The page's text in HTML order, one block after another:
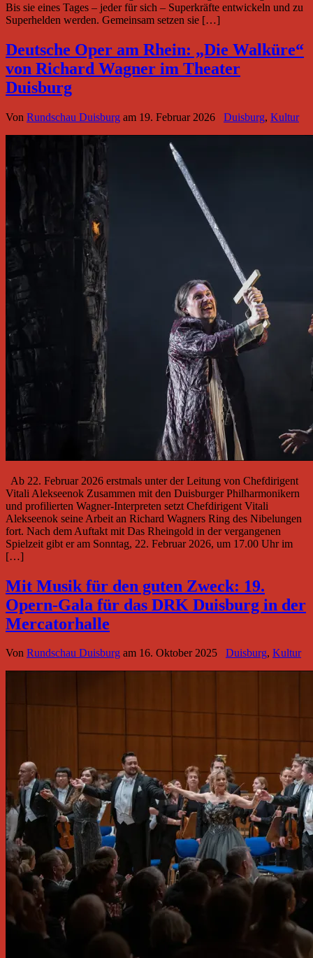
Bis sie eines Tages – jeder für sich – Superkräfte entwickeln und zu
Superhelden werden. Gemeinsam setzen sie […]
Deutsche Oper am Rhein: „Die Walküre“
von Richard Wagner im Theater
Duisburg
Von Rundschau Duisburg am 19. Februar 2026 Duisburg, Kultur
Ab 22. Februar 2026 erstmals unter der Leitung von Chefdirigent
Vitali Alekseenok Zusammen mit den Duisburger Philharmonikern
und profilierten Wagner-Interpreten setzt Chefdirigent Vitali
Alekseenok seine Arbeit an Richard Wagners Ring des Nibelungen
fort. Nach dem Auftakt mit Das Rheingold in der vergangenen
Spielzeit gibt er am Sonntag, 22. Februar 2026, um 17.00 Uhr im
[…]
Mit Musik für den guten Zweck: 19.
Opern-Gala für das DRK Duisburg in der
Mercatorhalle
Von Rundschau Duisburg am 16. Oktober 2025 Duisburg, Kultur